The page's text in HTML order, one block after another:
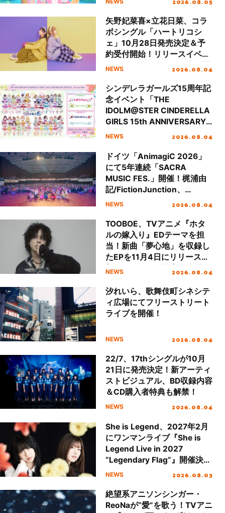
矢野妃菜喜×立花日菜、コラ
ボシングル「ハートリコシ
ェ」10月28日発売決定＆予
約受付開始！リリースイベン
トやオンラインサイン会の開
NEWS 2026.08.04
シンデレラガールズ15周年記
念イベント「THE
IDOLM@STER CINDERELLA
GIRLS 15th ANNIVERSARY
PARTY!!!! ~ for your ONE
NEWS 2026.08.04
ドイツ「AnimagiC 2026」
にて5年連続「SACRA
MUSIC FES.」開催！梶浦由
記/FictionJunction、
ASCA、SIREN starring
大盛況！
NEWS 2026.08.04
TOOBOE、TVアニメ『ホタ
ルの嫁入り』EDテーマを担
当！新曲「夢心地」を収録し
たEPを11月4日にリリース、
新アーティスト写真も公開！
NEWS 2026.08.04
汐れいら、歌舞伎町シネシテ
ィ広場にてフリーストリート
ライブを開催！
NEWS 2026.08.04
22/7、17thシングルが10月
21日に発売決定！新アーティ
ストビジュアル、BD収録内容
＆CD購入者特典も解禁！
NEWS 2026.08.04
She is Legend、2027年2月
にワンマンライブ『She is
Legend Live in 2027
“Legendary Flag”』開催決
定！
NEWS 2026.08.03
絶望系アニソンシンガー・
ReoNaが“愛”を歌う！TVアニ